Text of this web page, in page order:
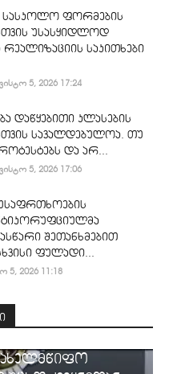
სასკოლო ფორმების
უსასყიდლოდ
რეალიზაციის საკითხები
5, 2026 17:24
დაწყებითი კლასების
სავალდებულოა. თუ
და არ...
5, 2026 17:06
შეთანხმებით
ფულადი...
5, 2026 11:18